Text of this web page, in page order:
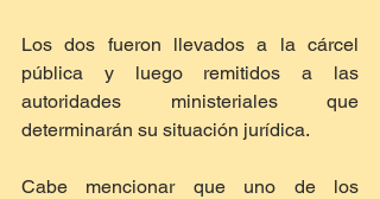
Los dos fueron llevados a la cárcel
pública y luego remitidos a las
autoridades ministeriales que
determinarán su situación jurídica.
Cabe mencionar que uno de los